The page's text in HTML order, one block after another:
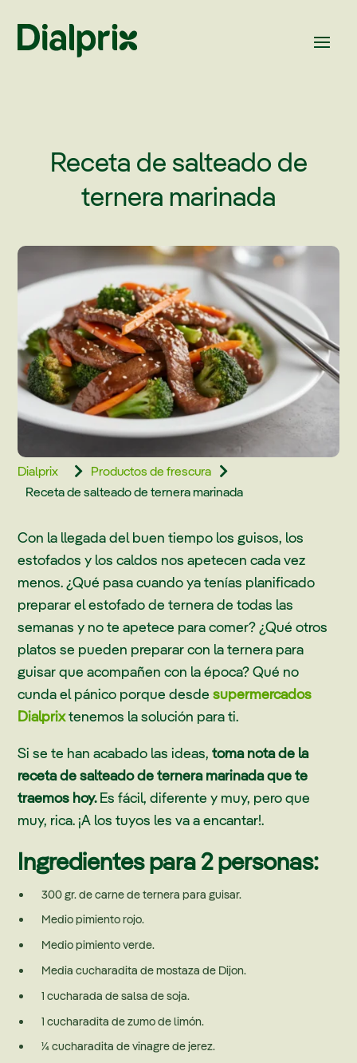
Receta de salteado de
ternera marinada
Dialprix  Productos de frescura 
Receta de salteado de ternera marinada
Con la llegada del buen tiempo los guisos, los
estofados y los caldos nos apetecen cada vez
menos. ¿Qué pasa cuando ya tenías planificado
preparar el estofado de ternera de todas las
semanas y no te apetece para comer? ¿Qué otros
platos se pueden preparar con la ternera para
guisar que acompañen con la época? Qué no
cunda el pánico porque desdesupermercados
Dialprixtenemos la solución para ti.
Si se te han acabado las ideas,toma nota de la
receta de salteado de ternera marinada que te
traemos hoy.Es fácil, diferente y muy, pero que
muy, rica. ¡A los tuyos les va a encantar!.
Ingredientes para 2 personas:
300 gr. de carne de ternera para guisar.
Medio pimiento rojo.
Medio pimiento verde.
Media cucharadita de mostaza de Dijon.
1 cucharada de salsa de soja.
1 cucharadita de zumo de limón.
¼ cucharadita de vinagre de jerez.